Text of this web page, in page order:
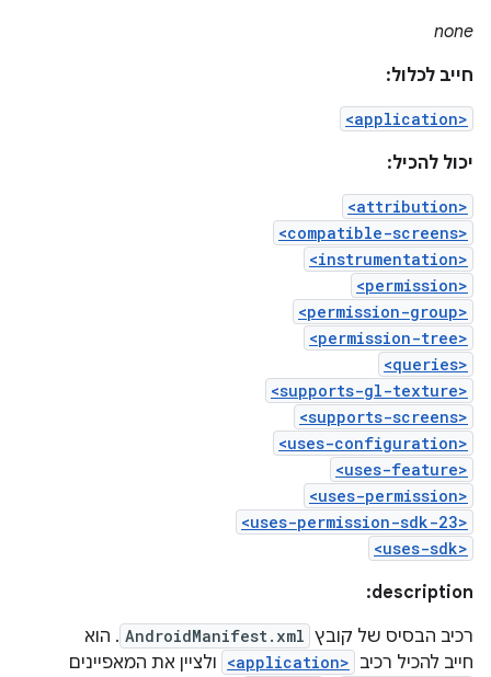
none
חייב לכלול:
<application>
יכול להכיל:
<attribution>
<compatible-screens>
<instrumentation>
<permission>
<permission-group>
<permission-tree>
<queries>
<supports-gl-texture>
<supports-screens>
<uses-configuration>
<uses-feature>
<uses-permission>
<uses-permission-sdk-23>
<uses-sdk>
description:
רכיב הבסיס של קובץ AndroidManifest.xml . הוא
חייב להכיל רכיב <application> ולציין את המאפיינים